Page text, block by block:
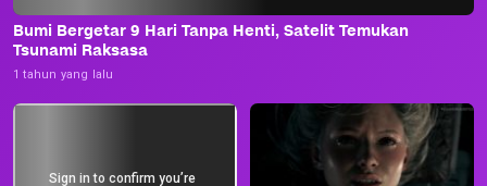
Bumi Bergetar 9 Hari Tanpa Henti, Satelit Temukan
Tsunami Raksasa
1 tahun yang lalu